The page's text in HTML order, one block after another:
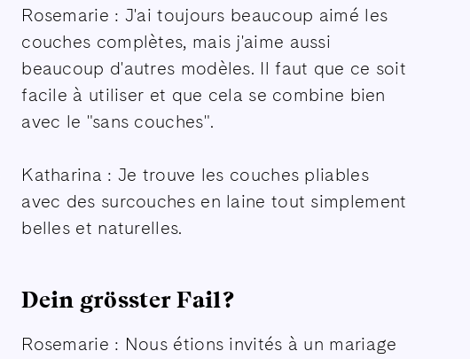
Rosemarie : J'ai toujours beaucoup aimé les
couches complètes, mais j'aime aussi
beaucoup d'autres modèles. Il faut que ce soit
facile à utiliser et que cela se combine bien
avec le "sans couches".
Katharina : Je trouve les couches pliables
avec des surcouches en laine tout simplement
belles et naturelles.
Dein grösster Fail?
Rosemarie : Nous étions invités à un mariage